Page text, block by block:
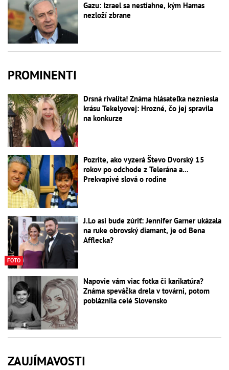
Gazu: Izrael sa nestiahne, kým Hamas
nezloží zbrane
PROMINENTI
Drsná rivalita! Známa hlásateľka nezniesla
krásu Tekelyovej: Hrozné, čo jej spravila
na konkurze
Pozrite, ako vyzerá Števo Dvorský 15
rokov po odchode z Telerána a...
Prekvapivé slová o rodine
FOTO
J.Lo asi bude zúriť: Jennifer Garner ukázala
na ruke obrovský diamant, je od Bena
Afflecka?
Napovie vám viac fotka či karikatúra?
Známa speváčka drela v továrni, potom
pobláznila celé Slovensko
ZAUJÍMAVOSTI